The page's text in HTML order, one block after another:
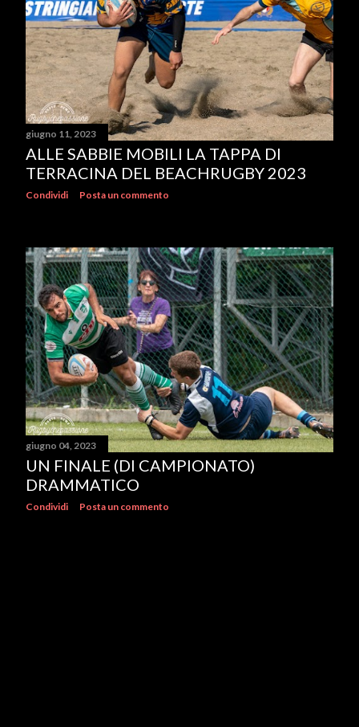
giugno 11, 2023
ALLE SABBIE MOBILI LA TAPPA DI
TERRACINA DEL BEACHRUGBY 2023
Condividi Posta un commento
giugno 04, 2023
UN FINALE (DI CAMPIONATO)
DRAMMATICO
Condividi Posta un commento